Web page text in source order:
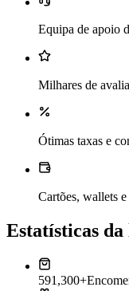
Equipa de apoio
Milhares de
Ótimas taxas e
Cartões, wallets
Estatísticas da
591,300+